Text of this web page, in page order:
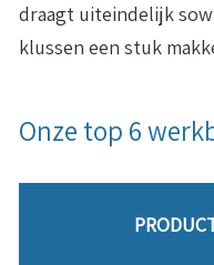
draagt uiteindelijk
klussen een stuk
Onze top 6